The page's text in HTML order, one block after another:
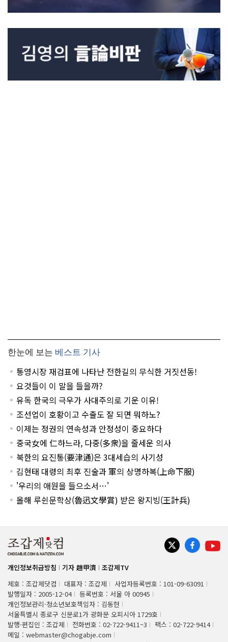
한눈에 보는 베스트 기사
통영시장 재검표에 나타난 전한길의 무식한 거짓선동!
요것들이 이 말을 들을까?
유독 한국의 극우가 사대주의로 기운 이유!
조선업이 호황이고 수출도 잘 되면 뭐하노?
이제는 정권의 연속성과 안정성이 중요하다
중국女에 仁하느라, 다중(多衆)을 줄세운 의사
북한의 요진통(要津通)은 3대세습의 사기성
김현태 대령의 최후 진술과 軍의 상명하복(上命下服)
'우리의 애원을 들으소서…'
올해 루쉰문학상(魯迅文學賞) 받은 왕지빙(王計兵)
개인정보취급방침 기자 趙甲濟
조갑제TV
제호 : 조갑제닷컴
대표자 : 조갑제
사업자등록번호 : 101-09-63091
발행일자 : 2005-12-04
등록번호 : 서울 아 00945
개인정보관리·청소년보호책임자 : 김동현
서울특별시 종로구 신문로1가 광화문 오피시아 1729호
발행·편집인 : 조갑제
전화번호 : 02-722-9411~3
팩스 : 02-722-9414
메일 : webmaster@chogabje.com